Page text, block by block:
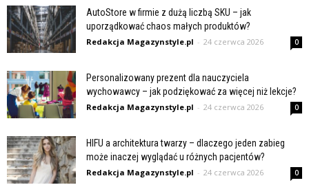
AutoStore w firmie z dużą liczbą SKU – jak
uporządkować chaos małych produktów?
Redakcja Magazynstyle.pl - 24 czerwca 2026 0
Personalizowany prezent dla nauczyciela
wychowawcy – jak podziękować za więcej niż lekcje?
Redakcja Magazynstyle.pl - 24 czerwca 2026 0
HIFU a architektura twarzy – dlaczego jeden zabieg
może inaczej wyglądać u różnych pacjentów?
Redakcja Magazynstyle.pl - 24 czerwca 2026 0